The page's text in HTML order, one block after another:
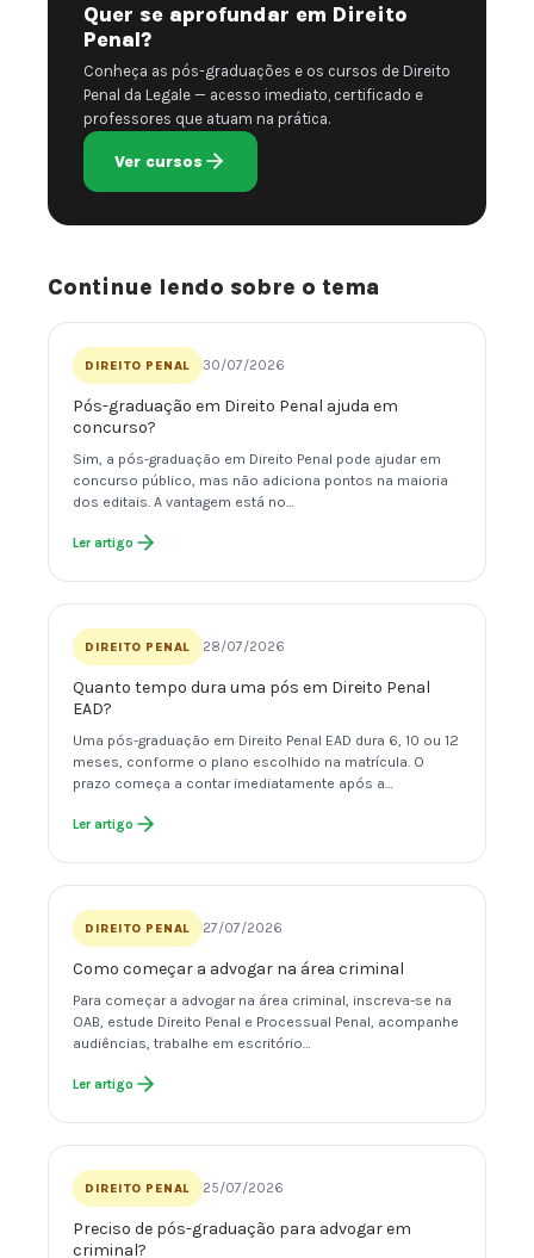
Quer se aprofundar em Direito
Penal?
Conheça as pós-graduações e os cursos de Direito
Penal da Legale — acesso imediato, certificado e
professores que atuam na prática.
Ver cursos
Continue lendo sobre o tema
DIREITO PENAL 30/07/2026
Pós-graduação em Direito Penal ajuda em
concurso?
Sim, a pós-graduação em Direito Penal pode ajudar em
concurso público, mas não adiciona pontos na maioria
dos editais. A vantagem está no…
Ler artigo
DIREITO PENAL 28/07/2026
Quanto tempo dura uma pós em Direito Penal
EAD?
Uma pós-graduação em Direito Penal EAD dura 6, 10 ou 12
meses, conforme o plano escolhido na matrícula. O
prazo começa a contar imediatamente após a…
Ler artigo
DIREITO PENAL 27/07/2026
Como começar a advogar na área criminal
Para começar a advogar na área criminal, inscreva-se na
OAB, estude Direito Penal e Processual Penal, acompanhe
audiências, trabalhe em escritório…
Ler artigo
DIREITO PENAL 25/07/2026
Preciso de pós-graduação para advogar em
criminal?